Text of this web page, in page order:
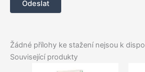
Žádné přílohy ke stažení nejsou k
Související produkty